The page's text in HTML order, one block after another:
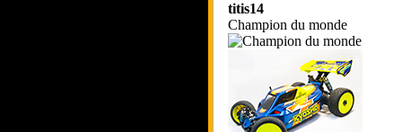
titis14
Champion du monde